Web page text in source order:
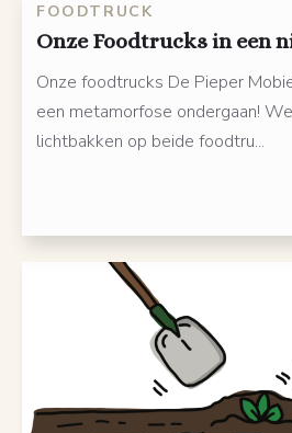
FOODTRUCK
Onze Foodtrucks in een
Onze foodtrucks De Pieper
een metamorfose ondergaan!
lichtbakken op beide foodtru...